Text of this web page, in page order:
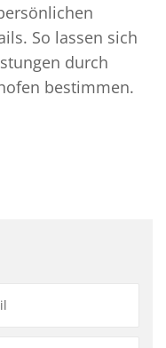
So lassen sich
durch
bestimmen.